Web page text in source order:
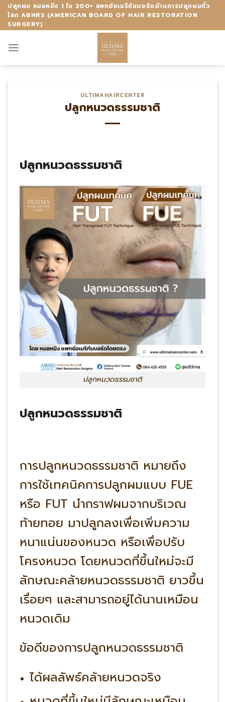
Skip
content
ปลูกผม หมอหมิง 1 ใน 200+ แพทย์อเมริกันบอร์ดด้านการปลูกผมทั่ว
โลก ABHRS (AMERICAN BOARD OF HAIR RESTORATION
SURGERY)
ULTIMAHAIRCENTER
ปลูกหนวดธรรมชาติ
ปลูกหนวดธรรมชาติ
ปลูกหนวดธรรมชาติ
ปลูกหนวดธรรมชาติ
การปลูกหนวดธรรมชาติ หมายถึง
การใช้เทคนิคการปลูกผมแบบ FUE
หรือ FUT นำกราฟผมจากบริเวณ
ท้ายทอย มาปลูกลงเพื่อเพิ่มความ
หนาแน่นของหนวด หรือเพื่อปรับ
โครงหนวด โดยหนวดที่ขึ้นใหม่จะมี
ลักษณะคล้ายหนวดธรรมชาติ ยาวขึ้น
เรื่อยๆ และสามารถอยู่ได้นานเหมือน
หนวดเดิม
ข้อดีของการปลูกหนวดธรรมชาติ
ได้ผลลัพธ์คล้ายหนวดจริง